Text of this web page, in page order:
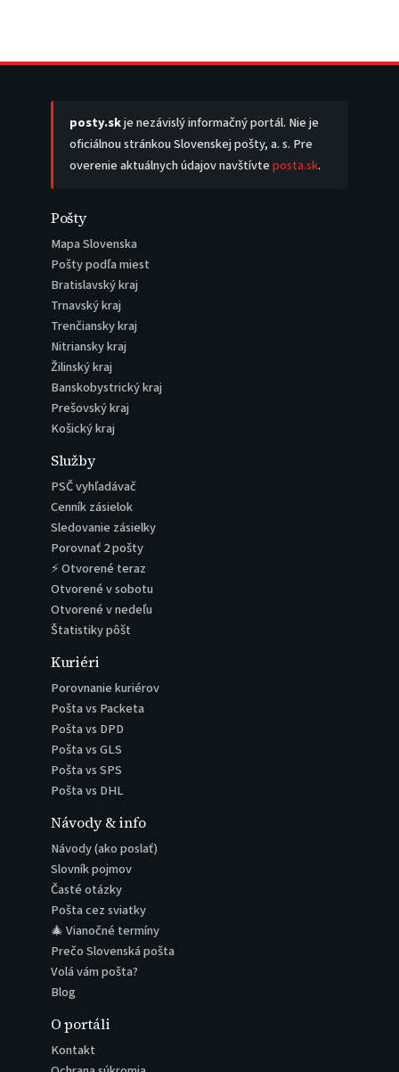
posty.skje nezávislý informačný portál. Nie je
oficiálnou stránkou Slovenskej pošty, a. s. Pre
overenie aktuálnych údajov navštívteposta.sk.
Pošty
Mapa Slovenska
Pošty podľa miest
Bratislavský kraj
Trnavský kraj
Trenčiansky kraj
Nitriansky kraj
Žilinský kraj
Banskobystrický kraj
Prešovský kraj
Košický kraj
Služby
PSČ vyhľadávač
Cenník zásielok
Sledovanie zásielky
Porovnať 2 pošty
⚡ Otvorené teraz
Otvorené v sobotu
Otvorené v nedeľu
Štatistiky pôšt
Kuriéri
Porovnanie kuriérov
Pošta vs Packeta
Pošta vs DPD
Pošta vs GLS
Pošta vs SPS
Pošta vs DHL
Návody & info
Návody (ako poslať)
Slovník pojmov
Časté otázky
Pošta cez sviatky
🎄 Vianočné termíny
Prečo Slovenská pošta
Volá vám pošta?
Blog
O portáli
Kontakt